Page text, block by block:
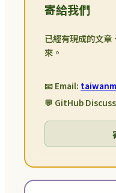
寄給我們
已經有現成的文章
來。
📧 Email:
💬 GitHub